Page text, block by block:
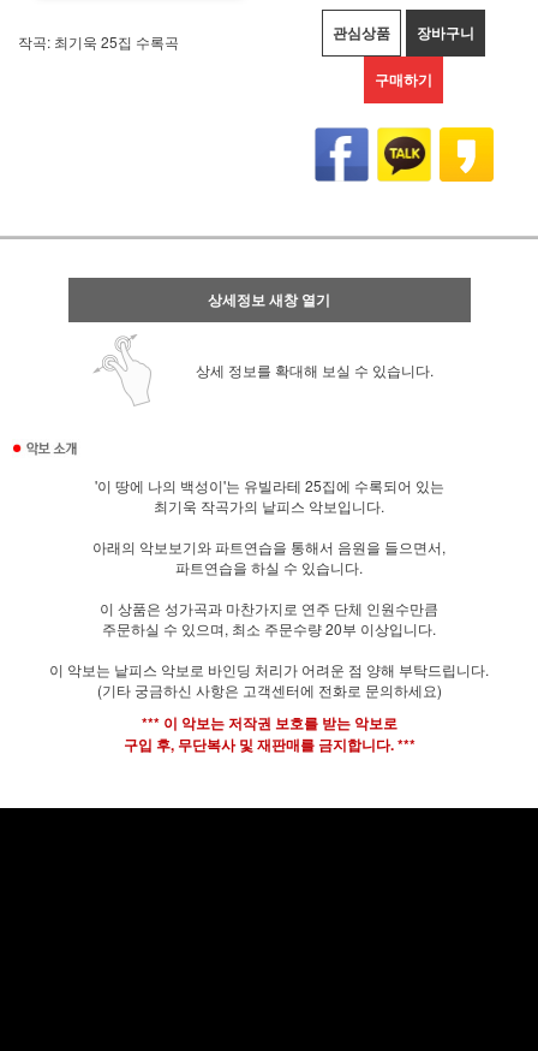
작곡: 최기욱 25집 수록곡 관심상품 장바구니
구매하기
상세정보 새창 열기
상세 정보를 확대해 보실 수 있습니다.
'이 땅에 나의 백성이'는 유빌라테 25집에 수록되어 있는
최기욱 작곡가의 낱피스 악보입니다.
아래의 악보보기와 파트연습을 통해서 음원을 들으면서,
파트연습을 하실 수 있습니다.
이 상품은 성가곡과 마찬가지로 연주 단체 인원수만큼
주문하실 수 있으며, 최소 주문수량 20부 이상입니다.
이 악보는 낱피스 악보로 바인딩 처리가 어려운 점 양해 부탁드립니다.
(기타 궁금하신 사항은 고객센터에 전화로 문의하세요)
*** 이 악보는 저작권 보호를 받는 악보로
구입 후, 무단복사 및 재판매를 금지합니다. ***